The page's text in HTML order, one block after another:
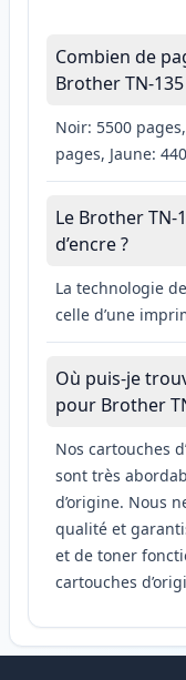
Combien de
Brother TN-
Noir: 5500
pages, Jaune:
Le Brother TN-
d’encre ?
La technologie
celle d’une
Où puis-je
pour Brother
Nos cartouches
sont très
d’origine. Nous
qualité et
et de toner
cartouches